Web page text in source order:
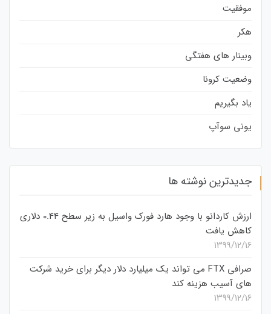
موفقیت
هکر
وبینار های هفتگی
وضعیت کرونا
یاد بگیریم
یونی سوآپ
جدیدترین نوشته ها
ارزش کاردانو با وجود هارد فورک واسیل به زیر سطح 0.44 دلاری
کاهش یافت
۱۳۹۹/۱۲/۱۶
صرافی FTX می تواند یک میلیارد دلار دیگر برای خرید شرکت
های آسیب هزینه کند
۱۳۹۹/۱۲/۱۶